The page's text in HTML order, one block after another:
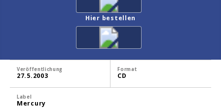
Hier bestellen
Veröffentlichung
27.5.2003
Format
CD
Label
Mercury